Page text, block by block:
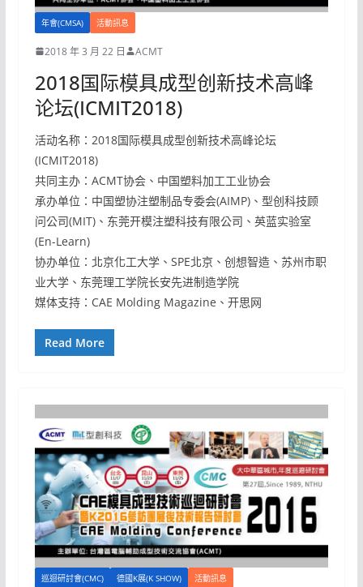
年會(CMSA) 活動訊息
2018 年 3 月 22 日 ACMT
2018国际模具成型创新技术高峰
论坛(ICMIT2018)
活动名称：2018国际模具成型创新技术高峰论坛
(ICMIT2018)
共同主办：ACMT协会、中国塑料加工工业协会
承办单位：中国塑协注塑制品专委会(AIMP)、型创科技顾
问公司(MIT)、东莞开模注塑科技有限公司、英蓝实验室
(En-Learn)
协办单位：北京化工大学、SPE北京、创想智造、苏州市职
业大学、东莞理工学院长安先进制造学院
媒体支持：CAE Molding Magazine、开思网
Read More
巡迴研討會(CMC) 德國K展(K SHOW) 活動訊息